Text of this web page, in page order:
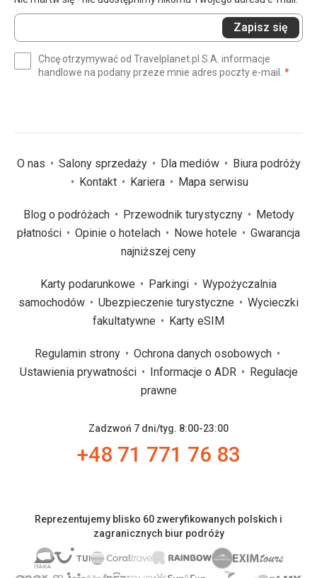
Wprowadź
swój
(wymagane)
Zapisz się
Chcę otrzymywać od Travelplanet.pl S.A. informacje
handlowe na podany przeze mnie adres poczty e-mail. *
O nas Salony sprzedaży Dla mediów
Biura podróży
Kontakt
Kariera Mapa serwisu
Blog o podróżach Przewodnik turystyczny
Metody
płatności
Opinie o hotelach Nowe hotele
Gwarancja
najniższej ceny
Karty podarunkowe Parkingi
Wypożyczalnia
samochodów
Ubezpieczenie turystyczne
Wycieczki
fakultatywne
Karty eSIM
Regulamin strony
Ochrona danych osobowych
Ustawienia prywatności
Informacje o ADR
Regulacje
prawne
Zadzwoń 7 dni/tyg. 8:00-23:00
+48 71 771 76 83
Reprezentujemy blisko 60 zweryfikowanych polskich i
zagranicznych biur podróży